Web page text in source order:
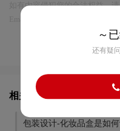
如有内容侵犯您的合法权益，
Email:75696531@qq.com，我
相关文章推荐
包装设计-化妆品盒是如
～
还有疑